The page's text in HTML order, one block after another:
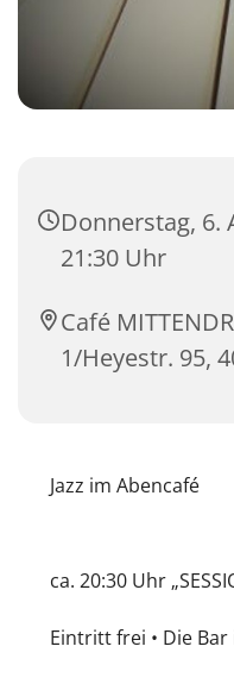
Donnerstag, 6.
21:30 Uhr
Café
1/Heyestr. 95,
Jazz im Abencafé
ca. 20:30 Uhr
Eintritt frei • Die